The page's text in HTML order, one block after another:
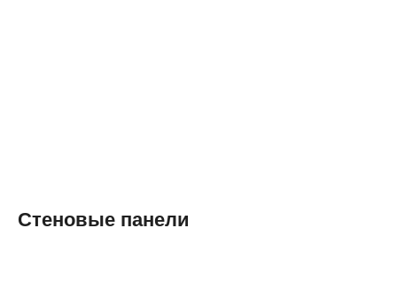
Стеновые панели